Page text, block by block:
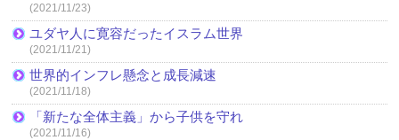
(2021/11/23)
ユダヤ人に寛容だったイスラム世界
(2021/11/21)
世界的インフレ懸念と成長減速
(2021/11/18)
「新たな全体主義」から子供を守れ
(2021/11/16)